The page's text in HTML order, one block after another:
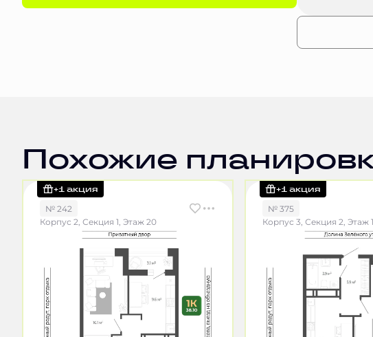
Похожие
+1 акция
№ 242
Корпус 2, Секция 1, Этаж 20
+1 акция
№ 375
Корпус 3, Секция 2, Этаж